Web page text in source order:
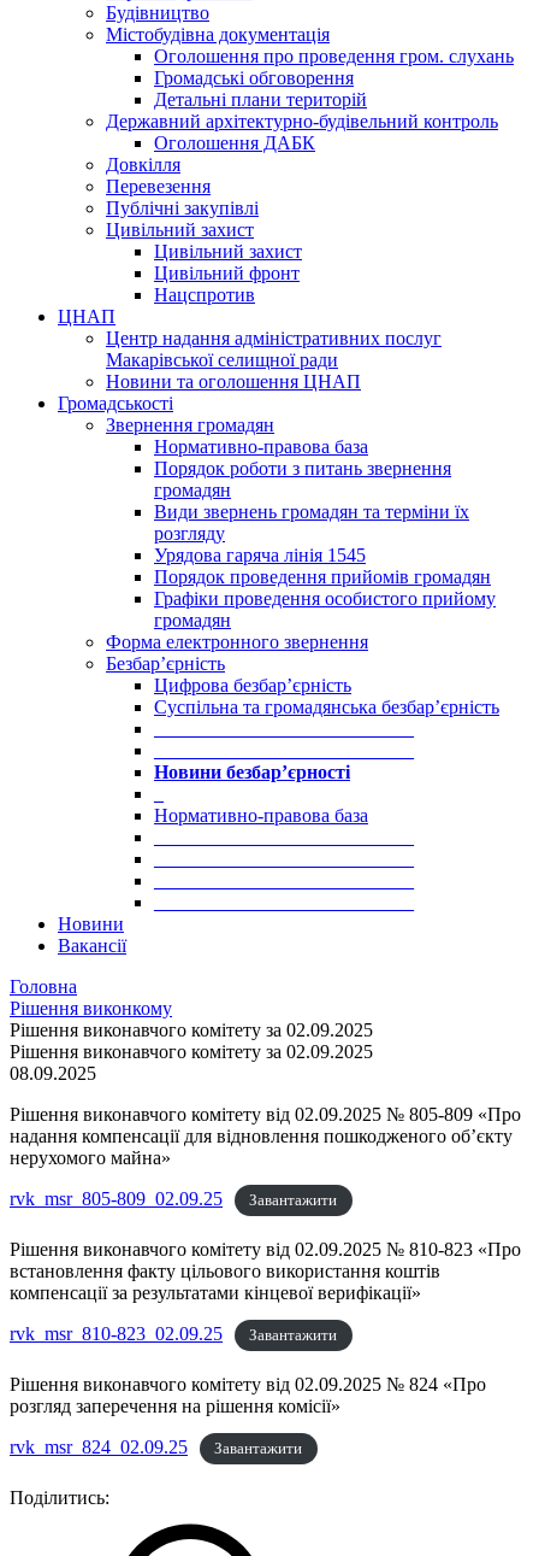
Будівництво
Містобудівна документація
Оголошення про проведення гром. слухань
Громадські обговорення
Детальні плани територій
Державний архітектурно-будівельний контроль
Оголошення ДАБК
Довкілля
Перевезення
Публічні закупівлі
Цивільний захист
Цивільний захист
Цивільний фронт
Нацспротив
ЦНАП
Центр надання адміністративних послуг
Макарівської селищної ради
Новини та оголошення ЦНАП
Громадськості
Звернення громадян
Нормативно-правова база
Порядок роботи з питань звернення
громадян
Види звернень громадян та терміни їх
розгляду
Урядова гаряча лінія 1545
Порядок проведення прийомів громадян
Графіки проведення особистого прийому
громадян
Форма електронного звернення
Безбар’єрність
Цифрова безбар’єрність
Суспільна та громадянська безбар’єрність
Новини безбар’єрності
Нормативно-правова база
Новини
Вакансії
Головна
Рішення виконкому
Рішення виконавчого комітету за 02.09.2025
Рішення виконавчого комітету за 02.09.2025
08.09.2025
Рішення виконавчого комітету від 02.09.2025 № 805-809 «Про
надання компенсації для відновлення пошкодженого об’єкту
нерухомого майна»
rvk_msr_805-809_02.09.25
Завантажити
Рішення виконавчого комітету від 02.09.2025 № 810-823 «Про
встановлення факту цільового використання коштів
компенсації за результатами кінцевої верифікації»
rvk_msr_810-823_02.09.25
Завантажити
Рішення виконавчого комітету від 02.09.2025 № 824 «Про
розгляд заперечення на рішення комісії»
rvk_msr_824_02.09.25
Завантажити
Поділитись: